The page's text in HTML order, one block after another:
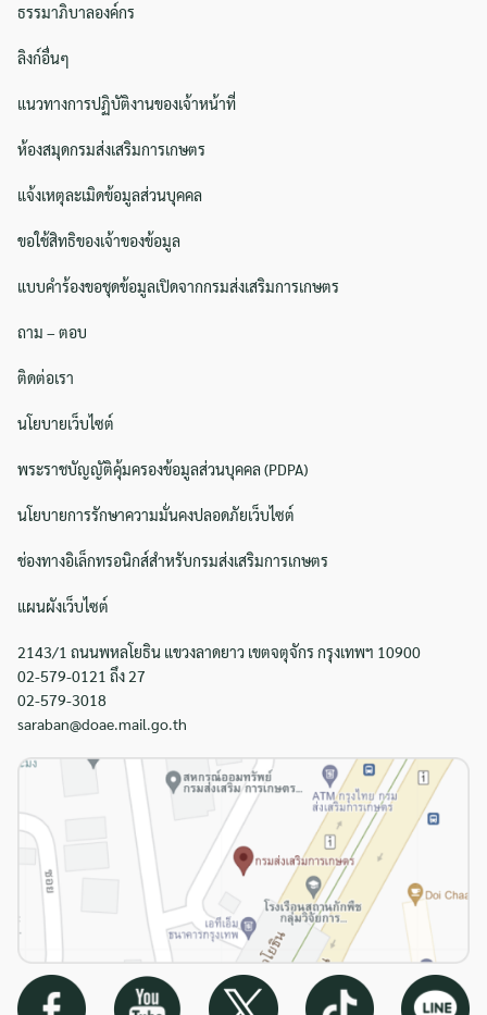
Search
for:
ธรรมาภิบาลองค์กร
ลิงก์อื่นๆ
แนวทางการปฏิบัติงานของเจ้าหน้าที่
ห้องสมุดกรมส่งเสริมการเกษตร
แจ้งเหตุละเมิดข้อมูลส่วนบุคคล
ขอใช้สิทธิของเจ้าของข้อมูล
แบบคำร้องขอชุดข้อมูลเปิดจากกรมส่งเสริมการเกษตร
ถาม – ตอบ
ติดต่อเรา
นโยบายเว็บไซต์
พระราชบัญญัติคุ้มครองข้อมูลส่วนบุคคล (PDPA)
นโยบายการรักษาความมั่นคงปลอดภัยเว็บไซต์
ช่องทางอิเล็กทรอนิกส์สำหรับกรมส่งเสริมการเกษตร
แผนผังเว็บไซต์
2143/1 ถนนพหลโยธิน แขวงลาดยาว เขตจตุจักร กรุงเทพฯ 10900
02-579-0121 ถึง 27
02-579-3018
saraban@doae.mail.go.th